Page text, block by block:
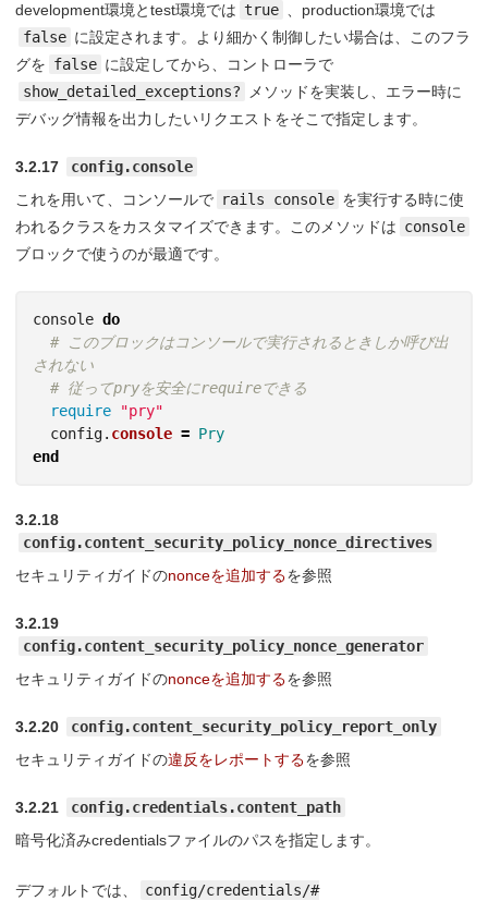
development環境とtest環境では true 、production環境では
false に設定されます。より細かく制御したい場合は、このフラ
グを false に設定してから、コントローラで
show_detailed_exceptions?
メソッドを実装し、エラー時に
デバッグ情報を出力したいリクエストをそこで指定します。
3.2.17
config.console
これを用いて、コンソールで rails console を実行する時に使
われるクラスをカスタマイズできます。このメソッドは console
ブロックで使うのが最適です。
console do
# このブロックはコンソールで実行されるときしか呼び出
されない
# 従ってpryを安全にrequireできる
require
"pry"
config. console = Pry
end
3.2.18
config.content_security_policy_nonce_directives
セキュリティガイドのnonceを追加するを参照
3.2.19
config.content_security_policy_nonce_generator
セキュリティガイドのnonceを追加するを参照
3.2.20
config.content_security_policy_report_only
セキュリティガイドの違反をレポートするを参照
3.2.21
config.credentials.content_path
暗号化済みcredentialsファイルのパスを指定します。
デフォルトでは、
config/credentials/#